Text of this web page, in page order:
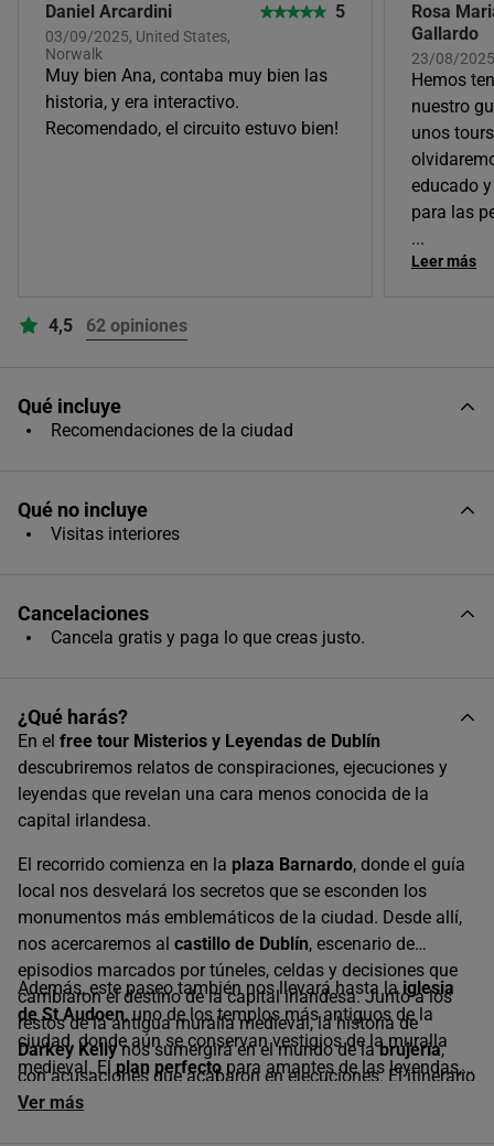
31
Horas disponibles (1)
20:00
Daniel Arcardini
03/09/2025, United States,
Norwalk
5
Muy bien Ana, contaba muy bien las
historia, y era interactivo.
Recomendado, el circuito estuvo bien!
Rosa
Gallardo
23/08/
Hemos
nuestro
unos
educado
para las
...
Leer más
4,5 62 opiniones
Qué incluye
Recomendaciones de la ciudad
Qué no incluye
Visitas interiores
Cancelaciones
Cancela gratis y paga lo que creas justo.
¿Qué harás?
En el free tour Misterios y Leyendas de Dublín
descubriremos relatos de conspiraciones, ejecuciones y
leyendas que revelan una cara menos conocida de la
capital irlandesa.
El recorrido comienza en la plaza Barnardo, donde el guía
local nos desvelará los secretos que se esconden los
monumentos más emblemáticos de la ciudad. Desde allí,
nos acercaremos al castillo de Dublín, escenario de
episodios marcados por túneles, celdas y decisiones que
cambiaron el destino de la capital irlandesa. Junto a los
restos de la antigua muralla medieval, la historia de
Darkey Kellynos sumergirá en el mundo de labrujería,
con acusaciones que acabaron en ejecuciones. El itinerario
continúa hacia la Catedral de Christ Church y la
Además, este paseo también nos llevará hasta laiglesia
de St Audoen, uno de los templos más antiguos de la
ciudad, donde aún se conservan vestigios de la muralla
medieval. Elplan perfectopara amantes de las leyendas,
combinando monumentos e historia con los relatos más
Ver más